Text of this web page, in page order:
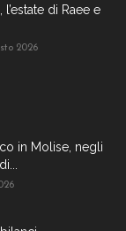
di Raee e
2026
in Molise, negli